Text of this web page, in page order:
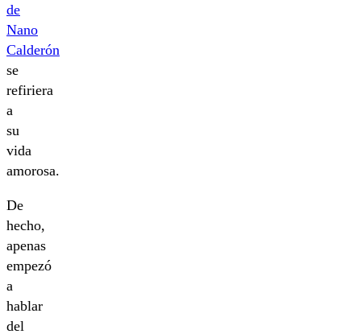
de
Nano
Calderón
se
refiriera
a
su
vida
amorosa.
De
hecho,
apenas
empezó
a
hablar
del